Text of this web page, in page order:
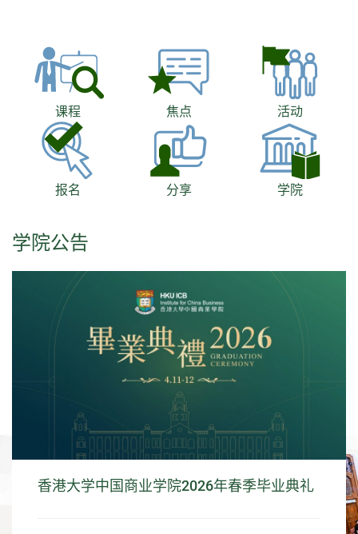
课程 焦点 活动
报名 分享 学院
学院公告
香港大学中国商业学院2026年春季毕业典礼